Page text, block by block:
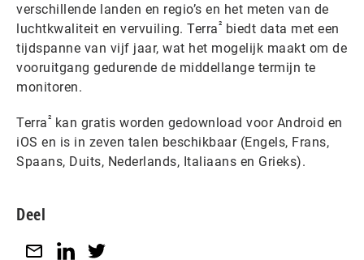
verschillende landen en regio’s en het meten van de
luchtkwaliteit en vervuiling. Terra² biedt data met een
tijdspanne van vijf jaar, wat het mogelijk maakt om de
vooruitgang gedurende de middellange termijn te
monitoren.
Terra² kan gratis worden gedownload voor Android en
iOS en is in zeven talen beschikbaar (Engels, Frans,
Spaans, Duits, Nederlands, Italiaans en Grieks).
Deel